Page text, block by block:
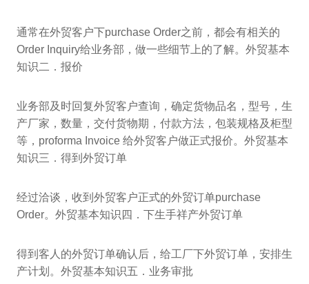
通常在外贸客户下purchase Order之前，都会有相关的
Order Inquiry给业务部，做一些细节上的了解。外贸基本
知识二．报价
业务部及时回复外贸客户查询，确定货物品名，型号，生
产厂家，数量，交付货物期，付款方法，包装规格及柜型
等，proforma Invoice 给外贸客户做正式报价。外贸基本
知识三．得到外贸订单
经过洽谈，收到外贸客户正式的外贸订单purchase
Order。外贸基本知识四．下生手祥产外贸订单
得到客人的外贸订单确认后，给工厂下外贸订单，安排生
产计划。外贸基本知识五．业务审批